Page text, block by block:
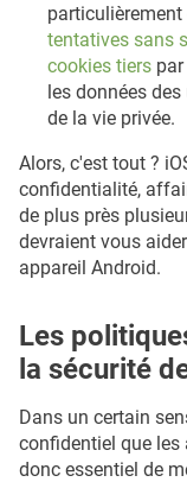
tentatives sans
cookies tiers
les données
de la vie privée.
Alors, c'est tout ?
confidentialité,
de plus près
devraient vous
appareil Android.
Les
la sécurité
Dans un certain
confidentiel que
donc essentiel de